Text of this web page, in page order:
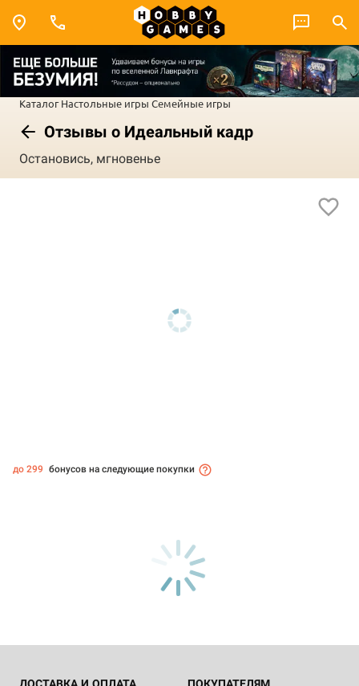
Каталог Настольные игры Семейные игры
Отзывы о Идеальный кадр
Остановись, мгновенье
до 299 бонусов на следующие покупки